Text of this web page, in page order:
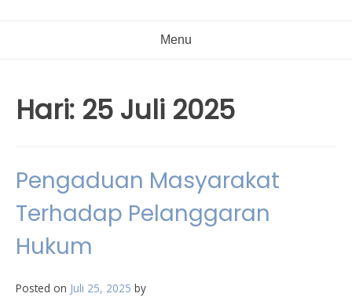
Menu
Hari: 25 Juli 2025
Pengaduan Masyarakat
Terhadap Pelanggaran
Hukum
Posted on Juli 25, 2025 by